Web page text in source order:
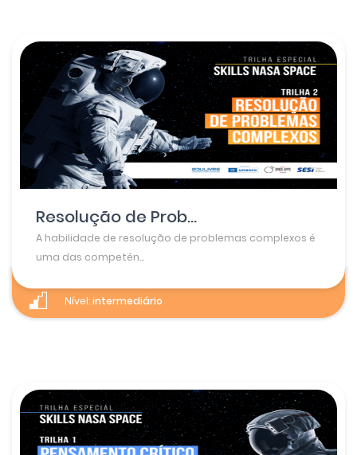
Resolução de Prob...
A habilidade de resolução de problemas complexos é
uma das competên...
Nível:intermediário